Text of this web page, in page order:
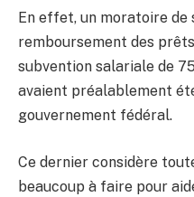
En effet, un moratoire de
remboursement des
subvention salariale de
avaient préalablement
gouvernement fédéral.
Ce dernier considère
beaucoup à faire pour